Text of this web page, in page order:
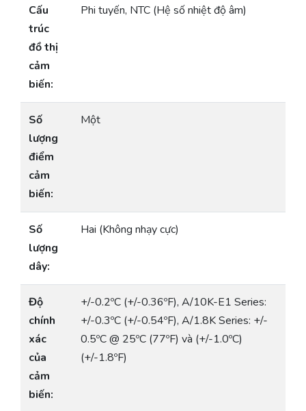
Cấu
trúc
đồ thị
cảm
biến:
Phi tuyến, NTC (Hệ số nhiệt độ âm)
Số
lượng
điểm
cảm
biến:
Một
Số
lượng
dây:
Hai (Không nhạy cực)
Độ
chính
xác
của
cảm
biến:
+/-0.2ºC (+/-0.36ºF), A/10K-E1 Series:
+/-0.3ºC (+/-0.54ºF), A/1.8K Series: +/-
0.5ºC @ 25ºC (77ºF) và (+/-1.0ºC)
(+/-1.8ºF)